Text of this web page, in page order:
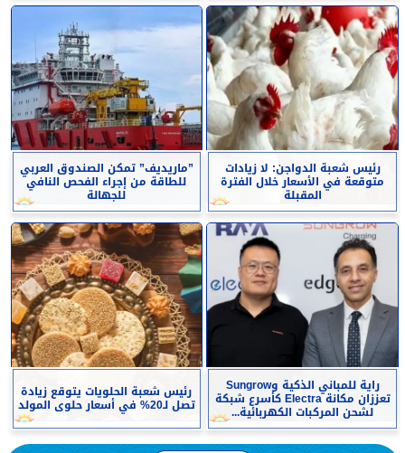
رئيس شعبة الدواجن: لا زيادات
متوقعة في الأسعار خلال الفترة
المقبلة
”ماريديف” تمكن الصندوق العربي
للطاقة من إجراء الفحص النافي
للجهالة
راية للمباني الذكية وSungrow
تعززان مكانة Electra كأسرع شبكة
لشحن المركبات الكهربائية...
رئيس شعبة الحلويات يتوقع زيادة
تصل لـ20% في أسعار حلوى المولد